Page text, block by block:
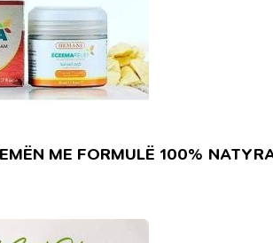
ME FORMULË 100%